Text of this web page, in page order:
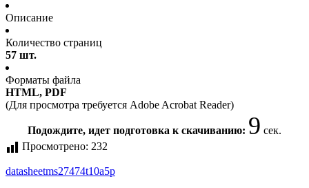
Описание
Количество страниц
57 шт.
Форматы файла
HTML, PDF
(Для просмотра требуется Adobe Acrobat Reader)
Подождите, идет подготовка к скачиванию: 9 сек.
Просмотрено: 232
datasheetms27474t10a5p